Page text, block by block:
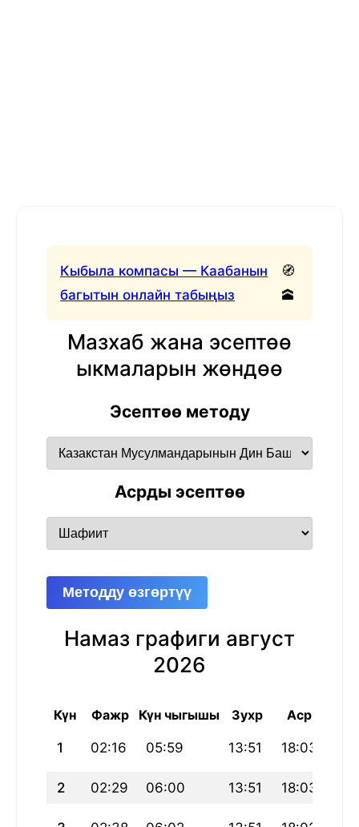
Кыбыла компасы — Каабанын
багытын онлайн табыңыз
🧭
🕋
Мазхаб жана эсептөө
ыкмаларын жөндөө
Эсептөө методу
Асрды эсептөө
Методду өзгөртүү
Намаз графиги август
2026
Күн Фажр Күн чыгышы Зухр Аср
1 02:16 05:59 13:51 18:03
2 02:29 06:00 13:51 18:03